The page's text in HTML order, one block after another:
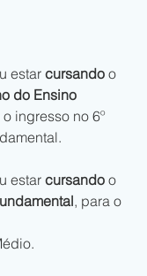
estar cursando o
do Ensino
o ingresso no 6º
estar cursando o
, para o